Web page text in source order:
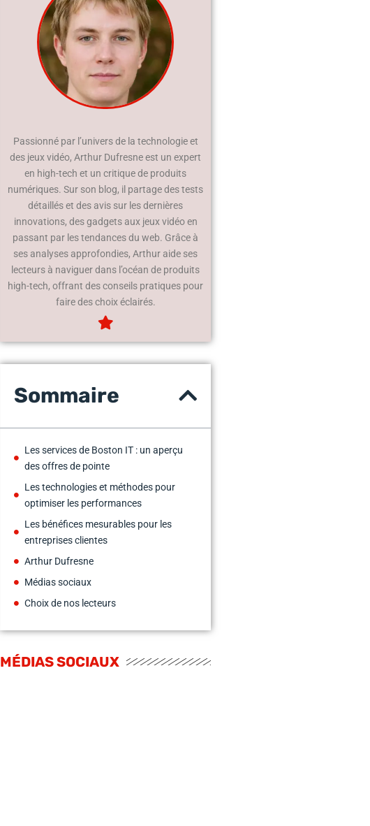
Passionné par l’univers de la technologie et
des jeux vidéo, Arthur Dufresne est un expert
en high-tech et un critique de produits
numériques. Sur son blog, il partage des tests
détaillés et des avis sur les dernières
innovations, des gadgets aux jeux vidéo en
passant par les tendances du web. Grâce à
ses analyses approfondies, Arthur aide ses
lecteurs à naviguer dans l’océan de produits
high-tech, offrant des conseils pratiques pour
faire des choix éclairés.
Sommaire
Les services de Boston IT : un aperçu
des offres de pointe
Les technologies et méthodes pour
optimiser les performances
Les bénéfices mesurables pour les
entreprises clientes
Arthur Dufresne
Médias sociaux
Choix de nos lecteurs
MÉDIAS SOCIAUX